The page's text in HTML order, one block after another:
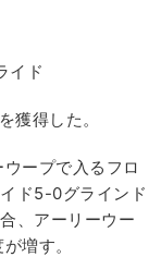
イド
獲得した。
ープで入るフロ
ド5-0グラインド
、アーリーウー
増す。